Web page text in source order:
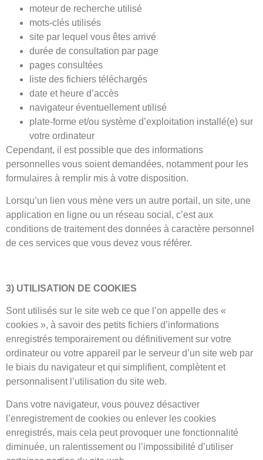
moteur de recherche utilisé
mots-clés utilisés
site par lequel vous êtes arrivé
durée de consultation par page
pages consultées
liste des fichiers téléchargés
date et heure d’accès
navigateur éventuellement utilisé
plate-forme et/ou système d’exploitation installé(e) sur
votre ordinateur
Cependant, il est possible que des informations
personnelles vous soient demandées, notamment pour les
formulaires à remplir mis à votre disposition.
Lorsqu’un lien vous mène vers un autre portail, un site, une
application en ligne ou un réseau social, c’est aux
conditions de traitement des données à caractère personnel
de ces services que vous devez vous référer.
3) UTILISATION DE COOKIES
Sont utilisés sur le site web ce que l’on appelle des «
cookies », à savoir des petits fichiers d’informations
enregistrés temporairement ou définitivement sur votre
ordinateur ou votre appareil par le serveur d’un site web par
le biais du navigateur et qui simplifient, complètent et
personnalisent l’utilisation du site web.
Dans votre navigateur, vous pouvez désactiver
l’enregistrement de cookies ou enlever les cookies
enregistrés, mais cela peut provoquer une fonctionnalité
diminuée, un ralentissement ou l’impossibilité d’utiliser